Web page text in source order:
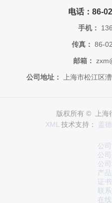
电话：86-
手机：
传真： 86-
邮箱：
公司地址： 上海市松江区
版权所有 © 上海
XML 技术支持： 盖
公
公
公
产
证
联
在